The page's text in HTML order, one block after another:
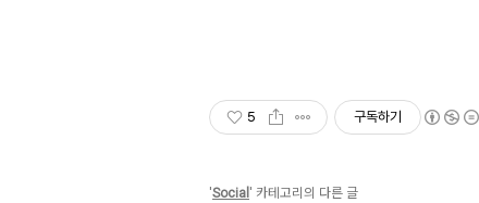
5 구독하기
'Social ' 카테고리의 다른 글